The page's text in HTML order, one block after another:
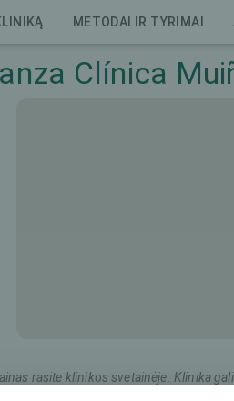
METODAI IR TYRIMAI
Clínica
rasite klinikos svetainėje. Klinika